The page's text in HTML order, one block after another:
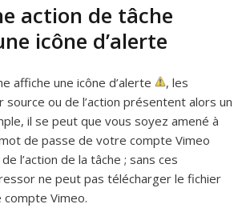
action de tâche
icône d’alerte
affiche une icône d’alerte , les
ou de l’action présentent alors un
il se peut que vous soyez amené à
de passe de votre compte Vimeo
l’action de la tâche ; sans ces
ne peut pas télécharger le fichier
Vimeo.